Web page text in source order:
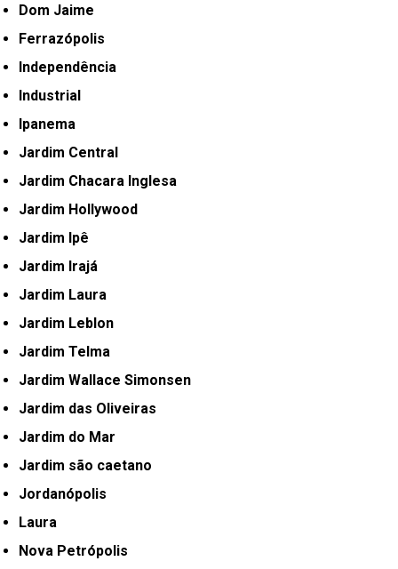
Dom Jaime
Ferrazópolis
Independência
Industrial
Ipanema
Jardim Central
Jardim Chacara Inglesa
Jardim Hollywood
Jardim Ipê
Jardim Irajá
Jardim Laura
Jardim Leblon
Jardim Telma
Jardim Wallace Simonsen
Jardim das Oliveiras
Jardim do Mar
Jardim são caetano
Jordanópolis
Laura
Nova Petrópolis